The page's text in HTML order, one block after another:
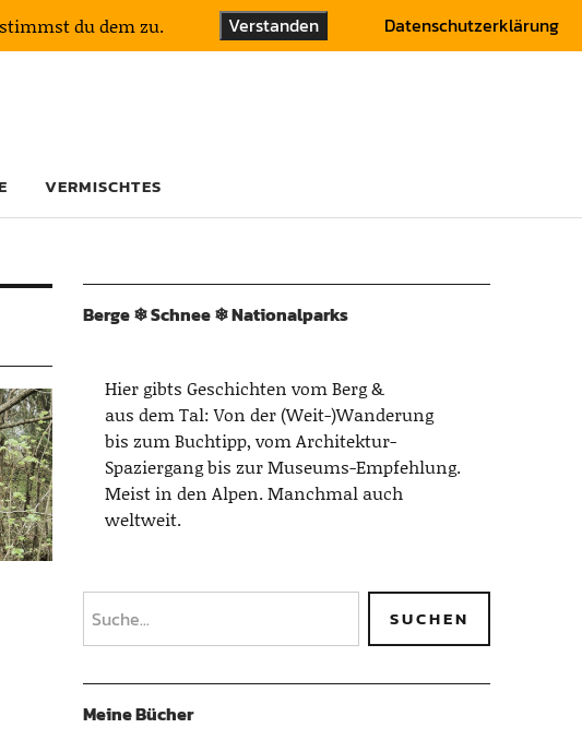
VERMISCHTES
Berge ❄︎ Schnee ❄︎ Nationalparks
Hier gibts Geschichten vom Berg &
aus dem Tal: Von der (Weit-)Wanderung
bis zum Buchtipp, vom Architektur-
Spaziergang bis zur Museums-Empfehlung.
Meist in den Alpen. Manchmal auch
weltweit.
Meine Bücher
du dem zu. Verstanden Datenschutzerklärung